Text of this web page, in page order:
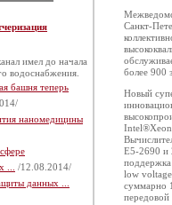
имел до начала
водоснабжения.
башня теперь
наномедицины
...
/12.08.2014/
данных ...
Санкт-
более 900
Новый
Intel®Xeon
E5-2690 и
low
суммарно